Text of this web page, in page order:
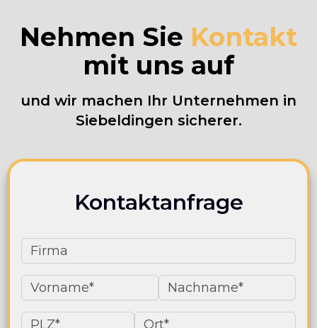
Nehmen Sie Kontakt
mit uns auf
und wir machen Ihr Unternehmen in
Siebeldingen sicherer.
Kontaktanfrage